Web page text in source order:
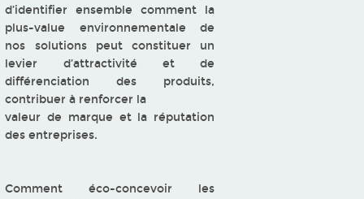
d’identifier ensemble comment la
plus-value environnementale de
nos solutions peut constituer un
levier d’attractivité et de
différenciation des produits,
contribuer à renforcer la
valeur de marque et la réputation
des entreprises.
Comment éco-concevoir les